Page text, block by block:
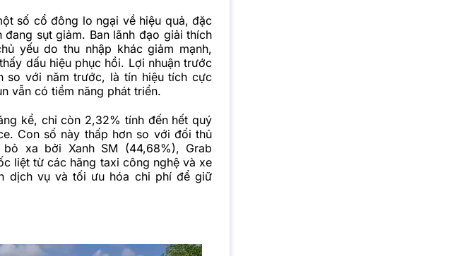
số cổ đông lo ngại về hiệu quả, đặc
sụt giảm. Ban lãnh đạo giải thích
yếu do thu nhập khác giảm mạnh,
dấu hiệu phục hồi. Lợi nhuận trước
so với năm trước, là tín hiệu tích cực
vẫn có tiềm năng phát triển.
kể, chỉ còn 2,32% tính đến hết quý
Con số này thấp hơn so với đối thủ
xa bởi Xanh SM (44,68%), Grab
liệt từ các hãng taxi công nghệ và xe
dịch vụ và tối ưu hóa chi phí để giữ